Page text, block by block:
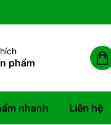
phẩm
nhanh Liên hệ